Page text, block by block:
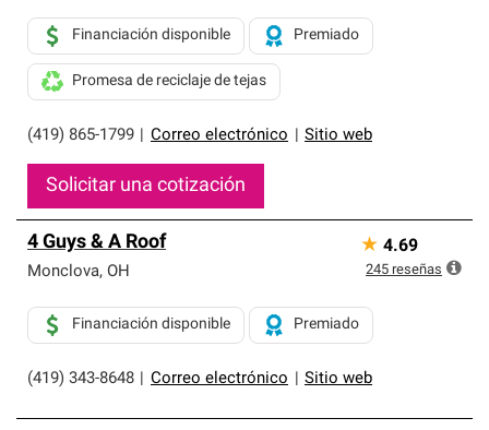
(419) 865-1799 Correo electrónico Sitio web
Financiación disponible Premiado
Promesa de reciclaje de tejas
Solicitar una cotización
4 Guys & A Roof
Monclova, OH
(419) 343-8648 Correo electrónico Sitio web
Financiación disponible Premiado
★ 4.69
245 reseñas